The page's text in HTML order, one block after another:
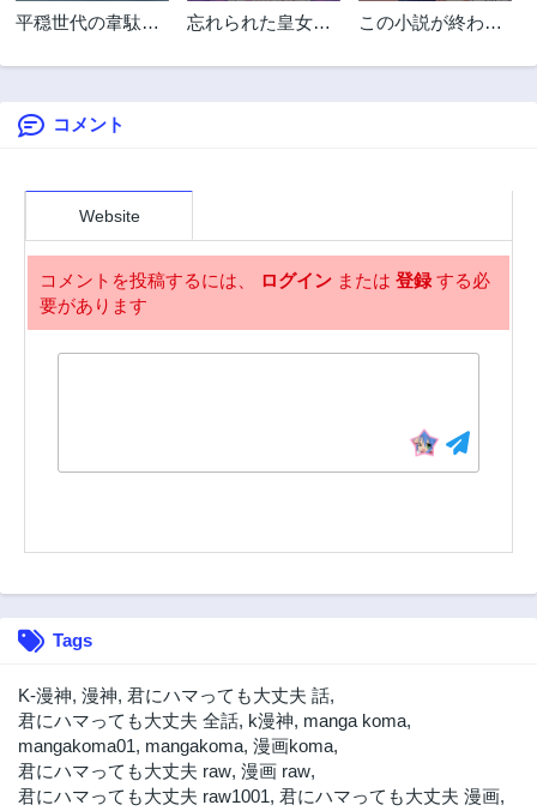
3年前 3年前
7話 6話
5話
3話
3年前
平穏世代の韋駄天
忘れられた皇女は
この小説が終わる
コメント
Website
コメントを投稿するには、 ログイン または 登録する必
要があります
Tags
K-漫神, 漫神, 君にハマっても大丈夫 話,
君にハマっても大丈夫 全話, k漫神, manga koma,
mangakoma01, mangakoma, 漫画koma,
君にハマっても大丈夫 raw, 漫画 raw,
君にハマっても大丈夫 raw1001, 君にハマっても大丈夫 漫画,